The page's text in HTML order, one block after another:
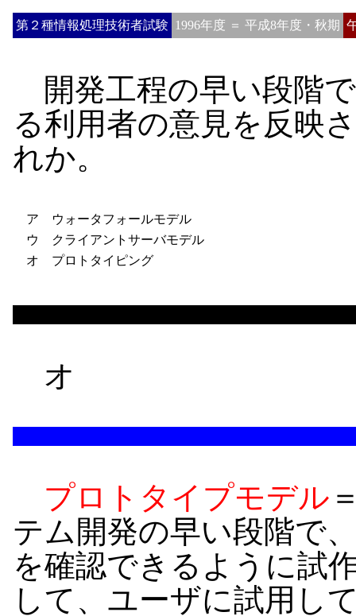
第２種情報処理技術者試験 1996年度 ＝ 平成8年度・秋期
開発工程の早い段階
る利用者の意見を反映
れか。
ア ウォータフォールモデル
ウ クライアントサーバモデル
オ プロトタイピング
オ
プロトタイプモデル
テム開発の早い段階で
を確認できるように試
して、ユーザに試用し